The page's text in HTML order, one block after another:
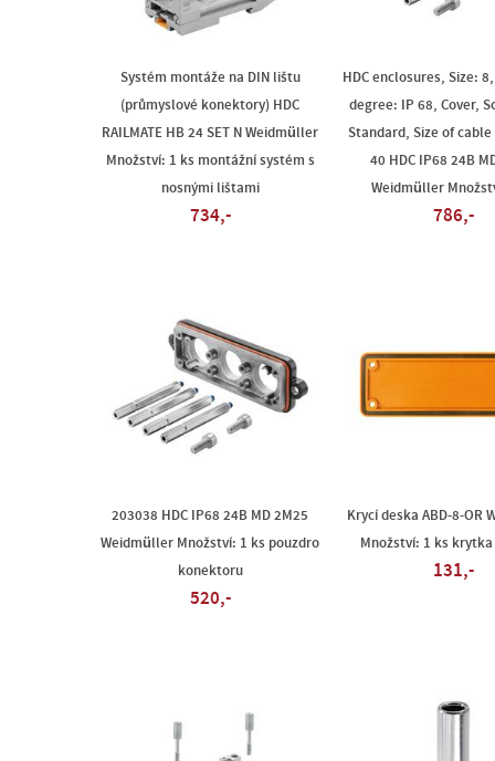
Systém montáže na DIN lištu
(průmyslové konektory) HDC
RAILMATE HB 24 SET N Weidmüller
Množství: 1 ks montážní systém s
nosnými lištami
734,-
HDC enclosures, Size:
degree: IP 68, Cover,
Standard, Size of
40 HDC IP68 24B
Weidmüller
786,-
203038 HDC IP68 24B MD 2M25
Weidmüller Množství: 1 ks pouzdro
konektoru
520,-
Krycí deska ABD-8-OR
Množství: 1 ks
131,-